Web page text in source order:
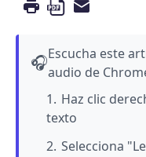
🎧Escucha este
audio de
Haz clic
texto
Selecciona